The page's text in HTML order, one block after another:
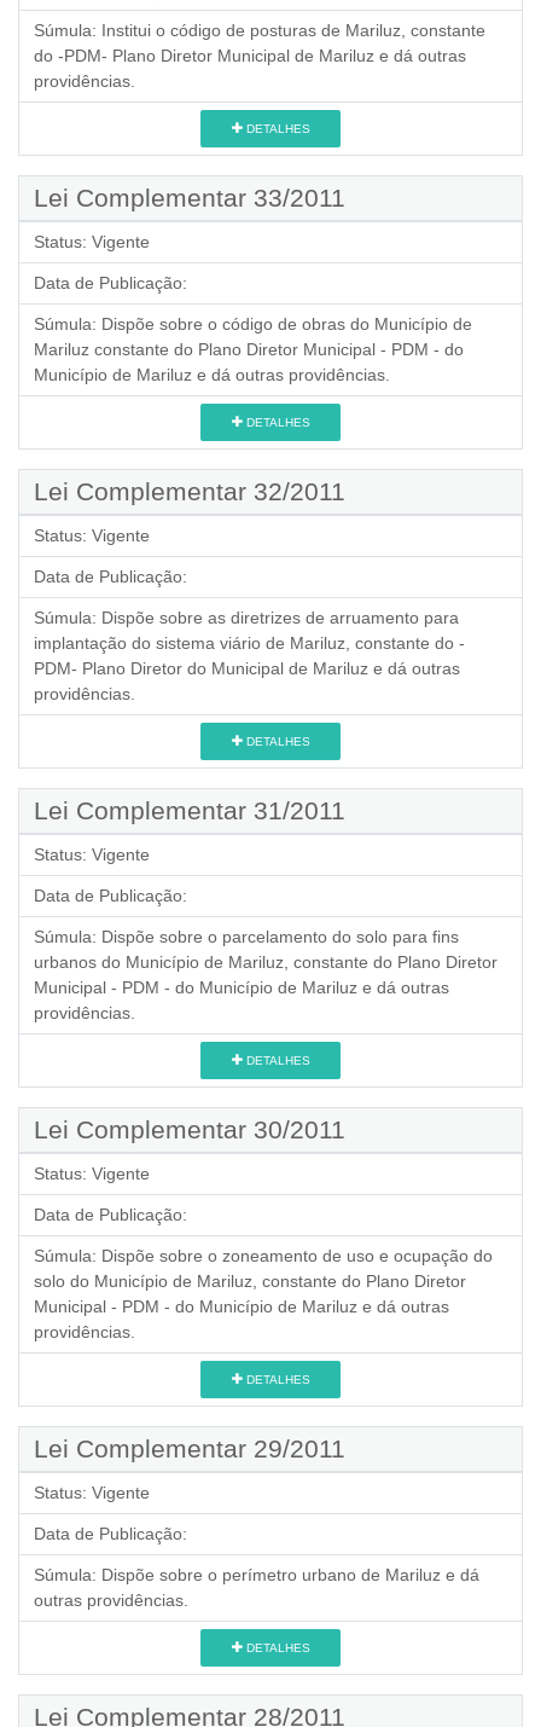
Súmula: Institui o código de posturas de Mariluz, constante
do -PDM- Plano Diretor Municipal de Mariluz e dá outras
providências.
DETALHES
Lei Complementar 33/2011
Status: Vigente
Data de Publicação:
Súmula: Dispõe sobre o código de obras do Município de
Mariluz constante do Plano Diretor Municipal - PDM - do
Município de Mariluz e dá outras providências.
DETALHES
Lei Complementar 32/2011
Status: Vigente
Data de Publicação:
Súmula: Dispõe sobre as diretrizes de arruamento para
implantação do sistema viário de Mariluz, constante do -
PDM- Plano Diretor do Municipal de Mariluz e dá outras
providências.
DETALHES
Lei Complementar 31/2011
Status: Vigente
Data de Publicação:
Súmula: Dispõe sobre o parcelamento do solo para fins
urbanos do Município de Mariluz, constante do Plano Diretor
Municipal - PDM - do Município de Mariluz e dá outras
providências.
DETALHES
Lei Complementar 30/2011
Status: Vigente
Data de Publicação:
Súmula: Dispõe sobre o zoneamento de uso e ocupação do
solo do Município de Mariluz, constante do Plano Diretor
Municipal - PDM - do Município de Mariluz e dá outras
providências.
DETALHES
Lei Complementar 29/2011
Status: Vigente
Data de Publicação:
Súmula: Dispõe sobre o perímetro urbano de Mariluz e dá
outras providências.
DETALHES
Lei Complementar 28/2011